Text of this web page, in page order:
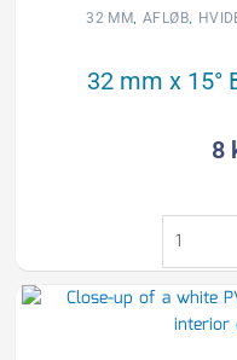
antal
32 MM, AFLØB,
32 mm x 15°
8
32
mm
x
15°
Bøjning